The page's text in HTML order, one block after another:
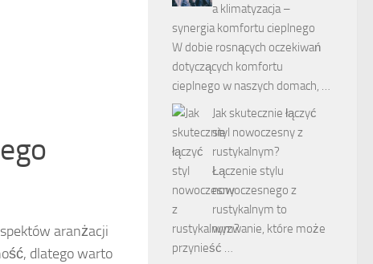
aranżacji
dlatego warto
a klimatyzacja –
synergia komfortu cieplnego
W dobie rosnących oczekiwań
dotyczących komfortu
cieplnego w naszych domach, …
Jak skutecznie łączyć
styl nowoczesny z
rustykalnym?
Łączenie stylu
nowoczesnego z
rustykalnym to
wyzwanie, które może
przynieść …